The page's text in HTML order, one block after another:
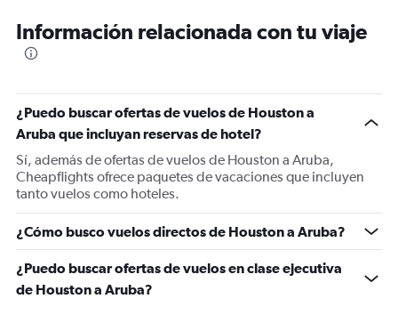
categories.
The
Y
axis
displaying
Number
of
flights.
0
to
7.5.
Información relacionada con tu viaje
¿Puedo buscar ofertas de vuelos de Houston a
Aruba que incluyan reservas de hotel?
Sí, además de ofertas de vuelos de Houston a Aruba,
Cheapflights ofrece paquetes de vacaciones que incluyen
tanto vuelos como hoteles.
¿Cómo busco vuelos directos de Houston a Aruba?
¿Puedo buscar ofertas de vuelos en clase ejecutiva
de Houston a Aruba?